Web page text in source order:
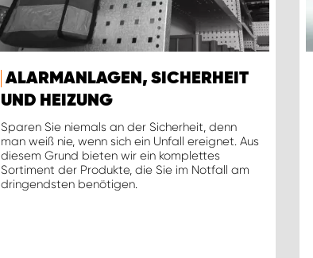
ALARMANLAGEN, SICHERHEIT
UND HEIZUNG
Sparen Sie niemals an der Sicherheit, denn
man weiß nie, wenn sich ein Unfall ereignet. Aus
diesem Grund bieten wir ein komplettes
Sortiment der Produkte, die Sie im Notfall am
dringendsten benötigen.